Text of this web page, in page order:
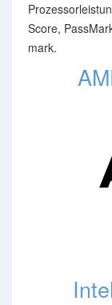
Score,
mark.